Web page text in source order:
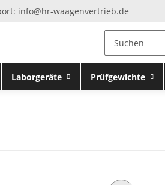
info@hr-waagenvertrieb.de
Laborgeräte Prüfgewichte